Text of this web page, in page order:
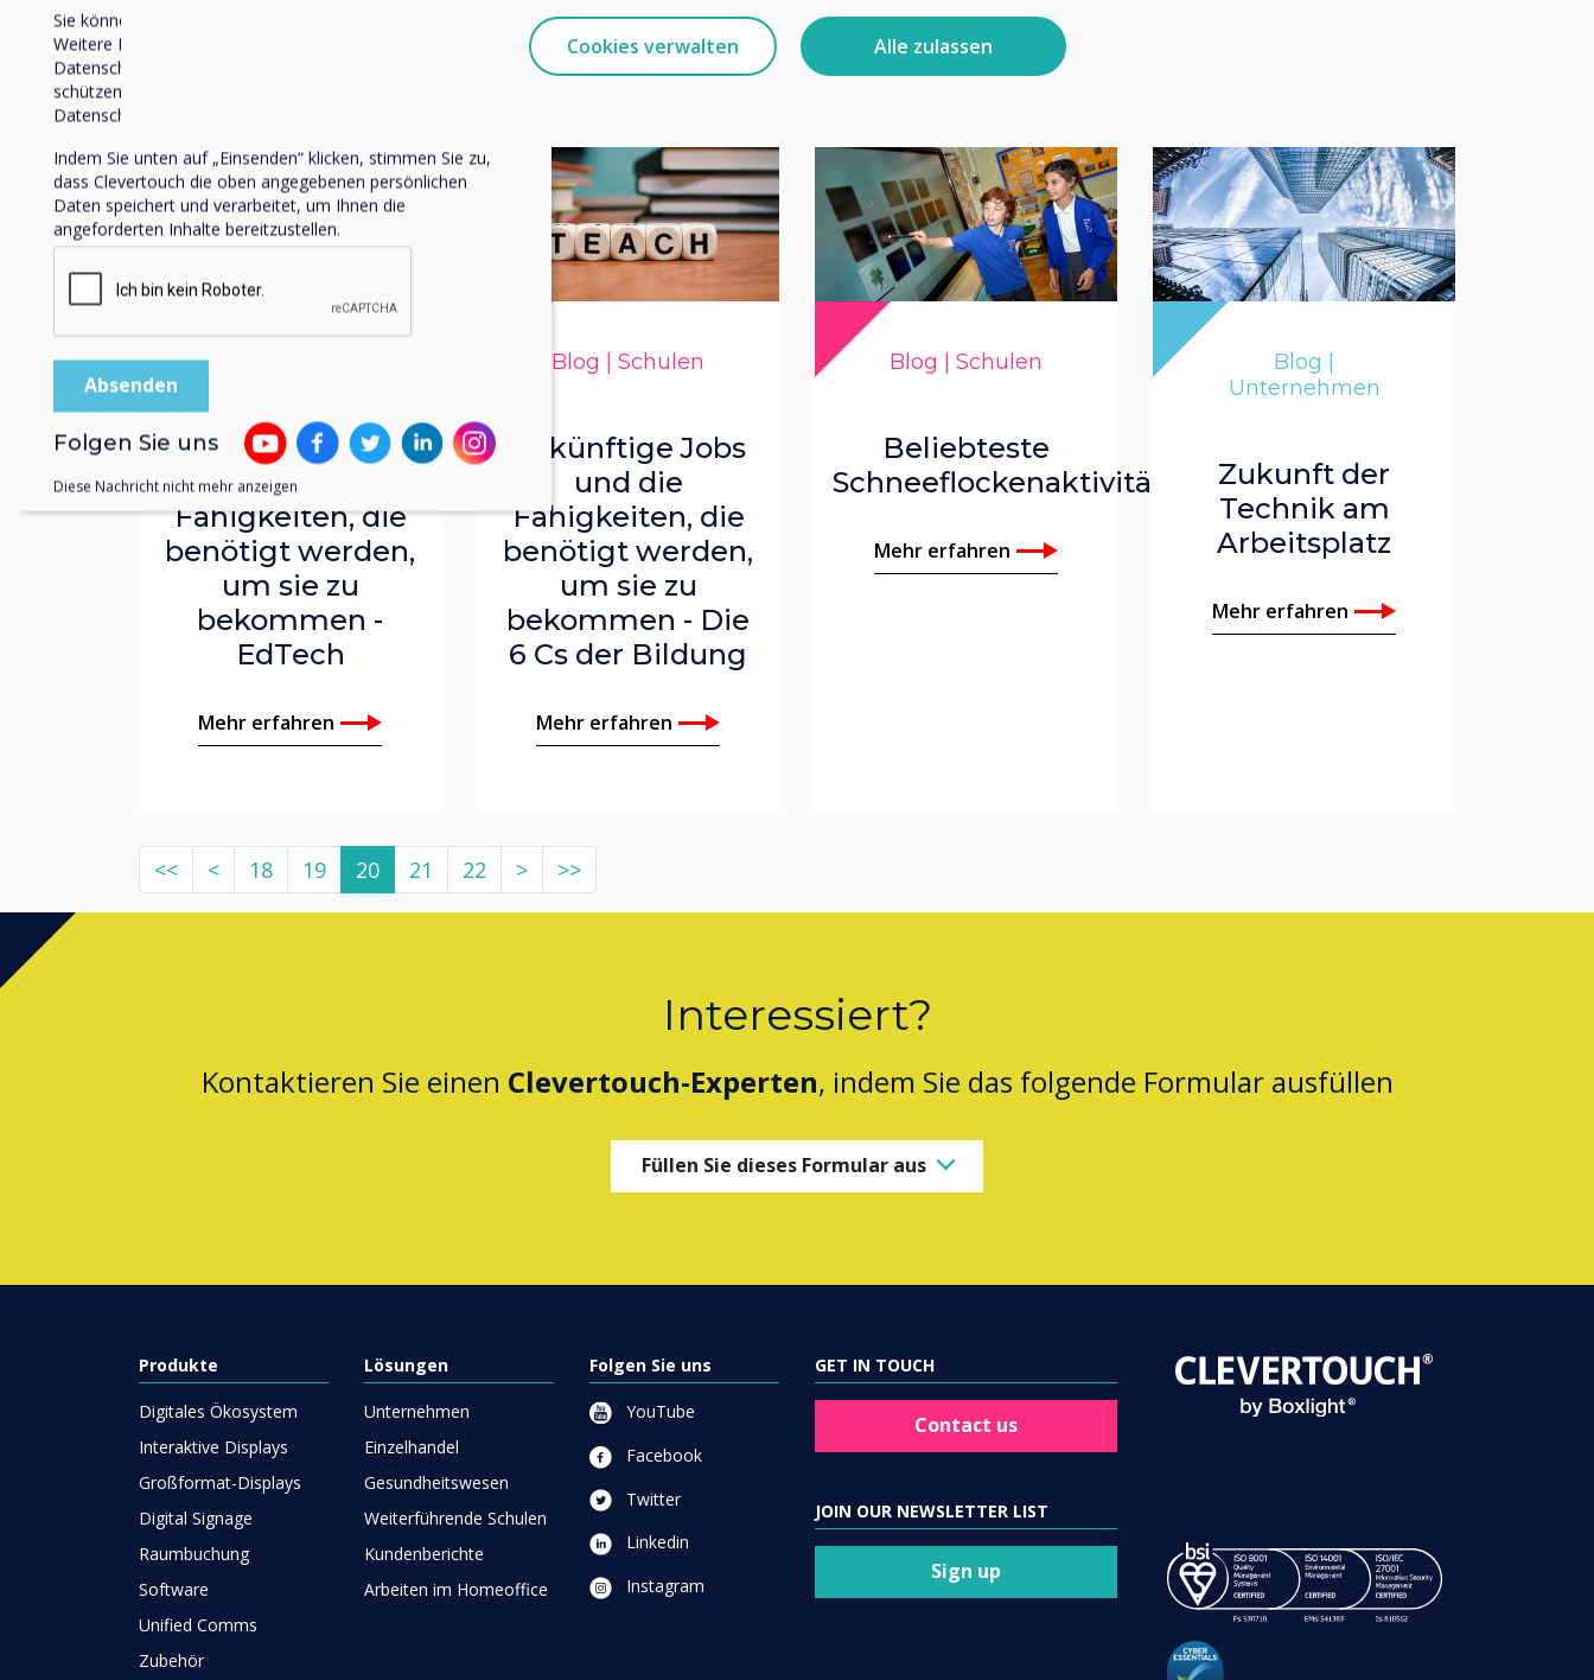
Mehr erfahren
Zukünftige Jobs
und die
Fähigkeiten, die
benötigt werden,
um sie zu
bekommen -
EdTech
Mehr erfahren
Blog | Schulen
Zukünftige Jobs
und die
Fähigkeiten, die
benötigt werden,
um sie zu
bekommen - Die
6 Cs der Bildung
Mehr erfahren
Blog | Schulen
Beliebteste
Schneeflockenaktivitäten
Mehr erfahren
Blog |
Unternehmen
Zukunft der
Technik am
Arbeitsplatz
Mehr erfahren
<< < 18 19 20 21 22 > >>
Interessiert?
Kontaktieren Sie einen Clevertouch-Experten, indem Sie das folgende Formular ausfüllen
Füllen Sie dieses Formular aus
Produkte
Digitales Ökosystem
Interaktive Displays
Großformat-Displays
Digital Signage
Raumbuchung
Software
Unified Comms
Zubehör
Lösungen
Unternehmen
Einzelhandel
Gesundheitswesen
Weiterführende Schulen
Kundenberichte
Arbeiten im Homeoffice
Folgen Sie uns
YouTube
Facebook
Twitter
Linkedin
Instagram
GET IN TOUCH
Contact us
JOIN OUR NEWSLETTER LIST
Sign up
Cookies verwalten Alle zulassen
Sie können diese Benachrichtigungen jederzeit abbestellen.
Weitere Informationen zum Abbestellen, zu unseren
Datenschutzverfahren und dazu, wie wir Ihre Privatsphäre
schützen und respektieren, finden Sie in unserer
Datenschutzrichtlinie.
Indem Sie unten auf „Einsenden“ klicken, stimmen Sie zu,
dass Clevertouch die oben angegebenen persönlichen
Daten speichert und verarbeitet, um Ihnen die
angeforderten Inhalte bereitzustellen.
Folgen Sie uns
Diese Nachricht nicht mehr anzeigen